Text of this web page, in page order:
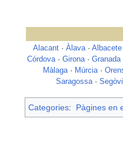
Alacant · Àlava· Albacete
Córdova· Girona· Granada
Màlaga· Múrcia·
Saragossa·
Categories: Pàgines en